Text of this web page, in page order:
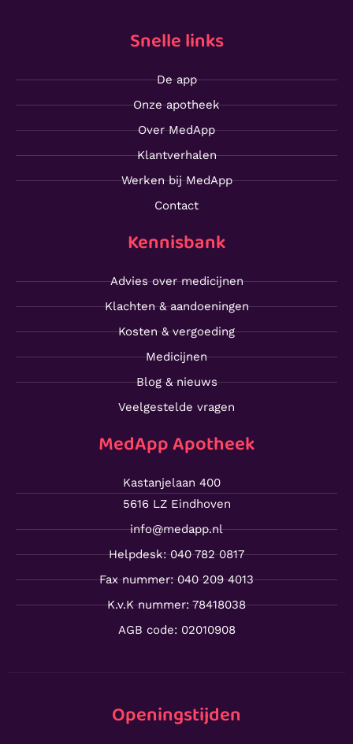
Snelle links
De app
Onze apotheek
Over MedApp
Klantverhalen
Werken bij MedApp
Contact
Kennisbank
Advies over medicijnen
Klachten & aandoeningen
Kosten & vergoeding
Medicijnen
Blog & nieuws
Veelgestelde vragen
MedApp Apotheek
Kastanjelaan 400
5616 LZ Eindhoven
info@medapp.nl
Helpdesk: 040 782 0817
Fax nummer: 040 209 4013
K.v.K nummer: 78418038
AGB code: 02010908
Openingstijden